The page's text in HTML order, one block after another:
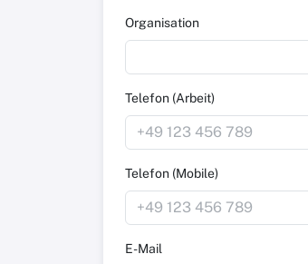
Organisation
Telefon (Arbeit)
Telefon (Mobile)
E-Mail